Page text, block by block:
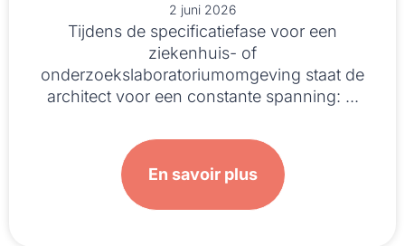
2 juni 2026
Tijdens de specificatiefase voor een
ziekenhuis- of
onderzoekslaboratoriumomgeving staat de
architect voor een constante spanning: ...
En savoir plus